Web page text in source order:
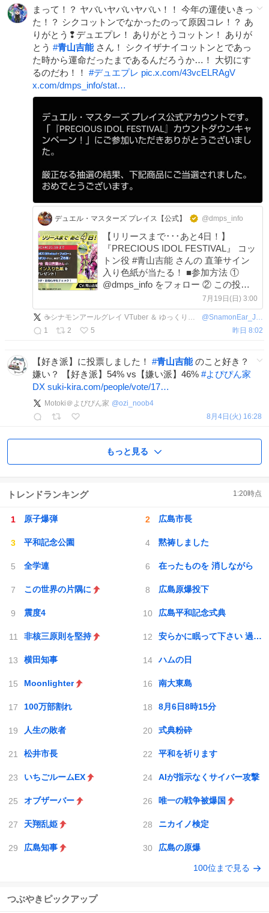
まって！？ ヤバいヤバいヤバい！！ 今年の運使いきっ
た！？ シクコットンでなかったのって原因コレ！？ あ
りがとう❢デュエプレ！ ありがとうコットン！ ありが
とう #青山吉能さん！ シクイザナイコットンとであっ
た時から運命だったまであるんだろうか…！ 大切にす
るのだわ！！ #デュエプレ pic.x.com/43vcELRAgV
x.com/dmps_info/stat…
デュエル・マスターズ プレイス【公式】 @dmps_info
【リリースまで･･･あと4日！】
『PRECIOUS IDOL FESTIVAL』 コッ
トン役 #青山吉能 さんの 直筆サイン
入り色紙が当たる！ ■参加方法 ①
@dmps_info をフォロー ② この投稿
アイドル x.com/11590010798974…
7月19日(日) 3:00
☕シナモンアールグレイ VTuber ＆ ゆっくり実況者🌙 @SnamonEar_Joker
1
2 5 昨日 8:02
【好き派】に投票しました！ #青山吉能のこと好き？
嫌い？ 【好き派】54% vs【嫌い派】46% #よぴぴん家
DX suki-kira.com/people/vote/17…
Motoki＠よぴぴん家 @ozi_noob4
8月4日(火) 16:28
もっと見る
トレンドランキング 1:20時点
原子爆弾 広島市長
平和記念公園 黙祷しました
全学連 在ったものを 消しながら
この世界の片隅に 広島原爆投下
震度4 広島平和記念式典
非核三原則を堅持 安らかに眠って下さい 過ちは繰返しませぬから
横田知事 ハムの日
Moonlighter 南大東島
100万部割れ 8月6日8時15分
人生の敗者 式典粉砕
松井市長 平和を祈ります
いちごルームEX AIが指示なくサイバー攻撃
オブザーバー 唯一の戦争被爆国
天翔乱姫 ニカイノ検定
広島知事 広島の原爆
100位まで見る
つぶやきピックアップ